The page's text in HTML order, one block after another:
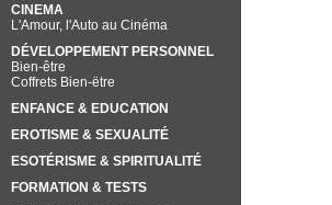
CINEMA
L'Amour, l'Auto au Cinéma
DÉVELOPPEMENT PERSONNEL
Bien-être
Coffrets Bien-ëtre
ENFANCE & EDUCATION
EROTISME & SEXUALITÉ
ESOTÉRISME & SPIRITUALITÉ
FORMATION & TESTS